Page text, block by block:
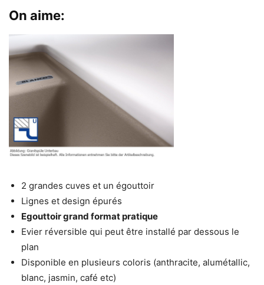
On aime:
2 grandes cuves et un égouttoir
Lignes et design épurés
Egouttoir grand format pratique
Evier réversible qui peut être installé par dessous le
plan
Disponible en plusieurs coloris (anthracite, alumétallic,
blanc, jasmin, café etc)